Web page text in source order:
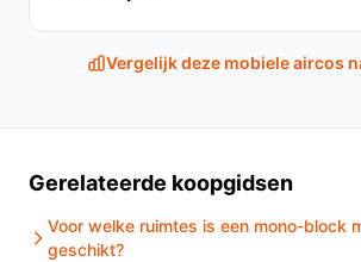
Is dit geschikt voor gebruik in een
Ja, de Bestron mobiele airco is ideaal
temperatuur.
Wat zijn de belangrijkste verschillen
In tegenstelling tot vaste airco's, is de
Vergelijk deze mobiele aircos
Gerelateerde koopgidsen
Voor welke ruimtes is een mono-block
geschikt?